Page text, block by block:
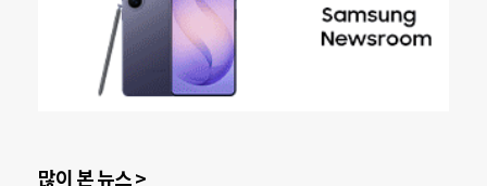
많이 본 뉴스 >